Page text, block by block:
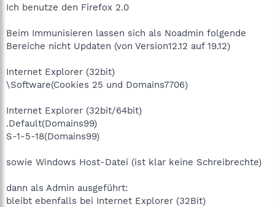
Ich benutze den Firefox 2.0
Beim Immunisieren lassen sich als Noadmin folgende
Bereiche nicht Updaten (von Version12.12 auf 19.12)
Internet Explorer (32bit)
\Software(Cookies 25 und Domains7706)
Internet Explorer (32bit/64bit)
.Default(Domains99)
S-1-5-18(Domains99)
sowie Windows Host-Datei (ist klar keine Schreibrechte)
dann als Admin ausgeführt:
bleibt ebenfalls bei Internet Explorer (32Bit)